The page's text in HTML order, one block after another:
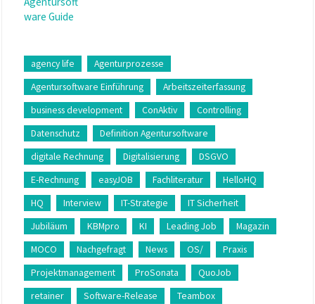
agency life
Agenturprozesse
Agentursoftware Einführung
Arbeitszeiterfassung
business development
ConAktiv
Controlling
Datenschutz
Definition Agentursoftware
digitale Rechnung
Digitalisierung
DSGVO
E-Rechnung
easyJOB Fachliteratur
HelloHQ
HQ
Interview IT-Strategie
IT Sicherheit
Jubiläum
KBMpro KI Leading Job
Magazin
MOCO
Nachgefragt News OS/
Praxis
Projektmanagement
ProSonata
QuoJob
retainer
Software-Release
Teambox